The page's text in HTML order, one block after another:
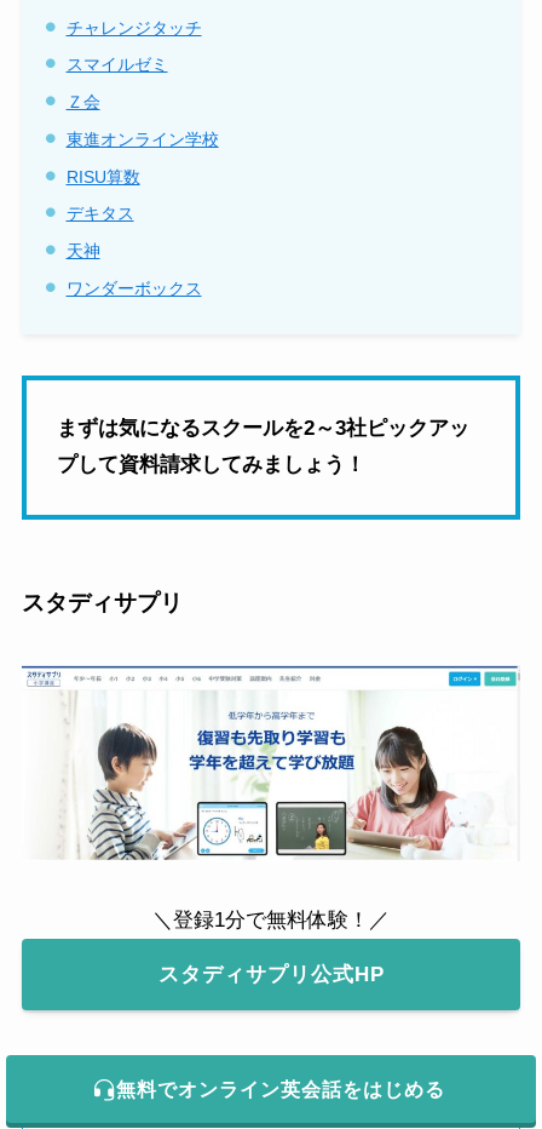
チャレンジタッチ
スマイルゼミ
Ｚ会
東進オンライン学校
RISU算数
デキタス
天神
ワンダーボックス
まずは気になるスクールを2～3社ピックアッ
プして資料請求してみましょう！
スタディサプリ
＼登録1分で無料体験！／
スタディサプリ公式HP
スタディサプリはこんな特徴！
無料でオンライン英会話をはじめる